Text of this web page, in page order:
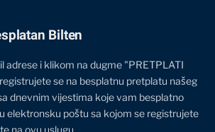
Bilten
adrese i klikom na dugme "PRETPLATI
se na besplatnu pretplatu našeg
dnevnim vijestima koje vam besplatno
elektronsku poštu sa kojom se registrujete
na ovu uslugu.